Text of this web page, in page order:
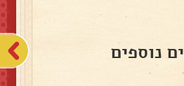
נוספים